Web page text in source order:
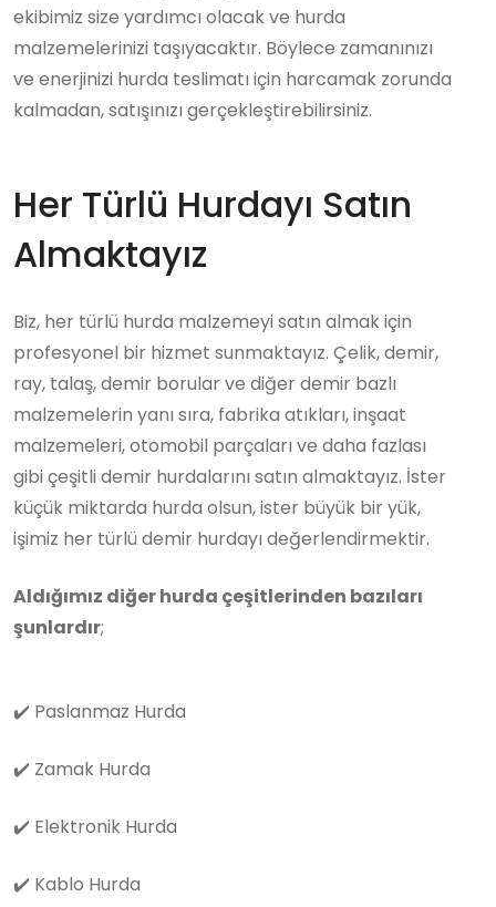
ekibimiz size yardımcı olacak ve hurda
malzemelerinizi taşıyacaktır. Böylece zamanınızı
ve enerjinizi hurda teslimatı için harcamak zorunda
kalmadan, satışınızı gerçekleştirebilirsiniz.
Her Türlü Hurdayı Satın
Almaktayız
Biz, her türlü hurda malzemeyi satın almak için
profesyonel bir hizmet sunmaktayız. Çelik, demir,
ray, talaş, demir borular ve diğer demir bazlı
malzemelerin yanı sıra, fabrika atıkları, inşaat
malzemeleri, otomobil parçaları ve daha fazlası
gibi çeşitli demir hurdalarını satın almaktayız. İster
küçük miktarda hurda olsun, ister büyük bir yük,
işimiz her türlü demir hurdayı değerlendirmektir.
Aldığımız diğer hurda çeşitlerinden bazıları
şunlardır;
✔️ Paslanmaz Hurda
✔️ Zamak Hurda
✔️ Elektronik Hurda
✔️ Kablo Hurda